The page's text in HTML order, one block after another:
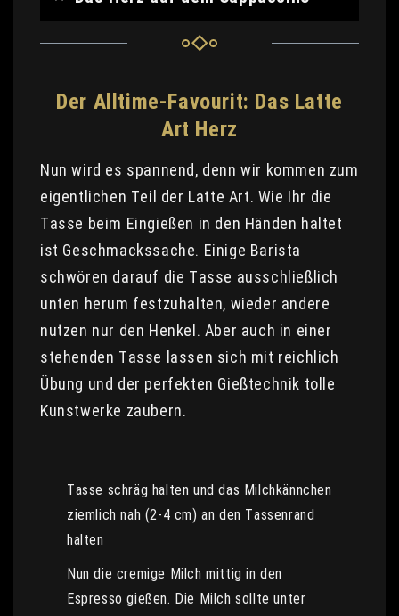
Der Alltime-Favourit: Das Latte
Art Herz
Nun wird es spannend, denn wir kommen zum
eigentlichen Teil der Latte Art. Wie Ihr die
Tasse beim Eingießen in den Händen haltet
ist Geschmackssache. Einige Barista
schwören darauf die Tasse ausschließlich
unten herum festzuhalten, wieder andere
nutzen nur den Henkel. Aber auch in einer
stehenden Tasse lassen sich mit reichlich
Übung und der perfekten Gießtechnik tolle
Kunstwerke zaubern.
Tasse schräg halten und das Milchkännchen
ziemlich nah (2-4 cm) an den Tassenrand
halten
Nun die cremige Milch mittig in den
Espresso gießen. Die Milch sollte unter